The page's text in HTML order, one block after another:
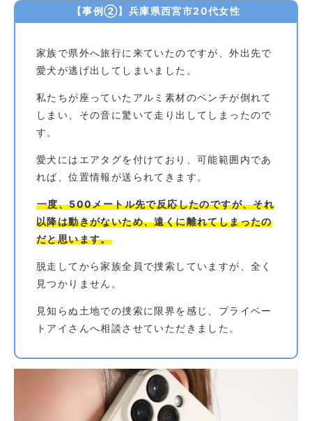
【事例②】兵庫県西宮市20代女性
家族で県外へ旅行に来ていたのですが、外出先で
愛犬が逃げ出してしまいました。
私たちが座っていたアルミ素材のベンチが倒れて
しまい、その音に驚いて走り出してしまったので
す。
愛犬にはエアタグを付けており、可能範囲内であ
れば、位置情報が送られてきます。
一度、500メートル先で反応したのですが、それ
以降は動きがないため、遠くに離れてしまったの
だと思います。
脱走してから家族全員で捜索していますが、全く
見つかりません。
見知らぬ土地での捜索に限界を感じ、プライベー
トアイさんへ相談させていただきました。